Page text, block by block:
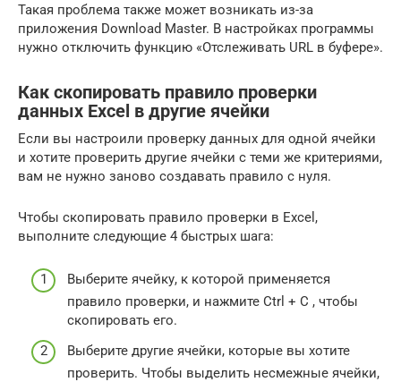
Такая проблема также может возникать из-за
приложения Download Master. В настройках программы
нужно отключить функцию «Отслеживать URL в буфере».
Как скопировать правило проверки
данных Excel в другие ячейки
Если вы настроили проверку данных для одной ячейки
и хотите проверить другие ячейки с теми же критериями,
вам не нужно заново создавать правило с нуля.
Чтобы скопировать правило проверки в Excel,
выполните следующие 4 быстрых шага:
Выберите ячейку, к которой применяется
правило проверки, и нажмите Ctrl + С , чтобы
скопировать его.
Выберите другие ячейки, которые вы хотите
проверить. Чтобы выделить несмежные ячейки,